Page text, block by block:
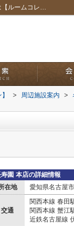
長寿園 本店情報ページ｜愛知県名古屋市の単身者、カップル、ファミリー向け賃貸は【ルームコレクション】
> 周辺施設案内 >
園 本店の詳細情報
在地
愛知県名古屋
交通
関西本線 春田
関西本線 蟹江
近鉄名古屋線